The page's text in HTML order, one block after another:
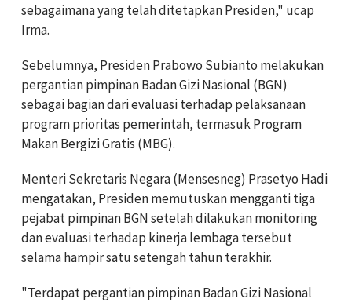
sebagaimana yang telah ditetapkan Presiden," ucap
Irma.
Sebelumnya, Presiden Prabowo Subianto melakukan
pergantian pimpinan Badan Gizi Nasional (BGN)
sebagai bagian dari evaluasi terhadap pelaksanaan
program prioritas pemerintah, termasuk Program
Makan Bergizi Gratis (MBG).
Menteri Sekretaris Negara (Mensesneg) Prasetyo Hadi
mengatakan, Presiden memutuskan mengganti tiga
pejabat pimpinan BGN setelah dilakukan monitoring
dan evaluasi terhadap kinerja lembaga tersebut
selama hampir satu setengah tahun terakhir.
"Terdapat pergantian pimpinan Badan Gizi Nasional